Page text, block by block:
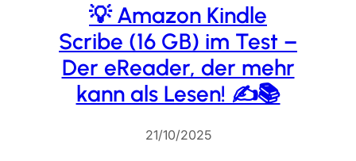
💡 Amazon Kindle
Scribe (16 GB) im Test –
Der eReader, der mehr
kann als Lesen! ✍️📚
21/10/2025